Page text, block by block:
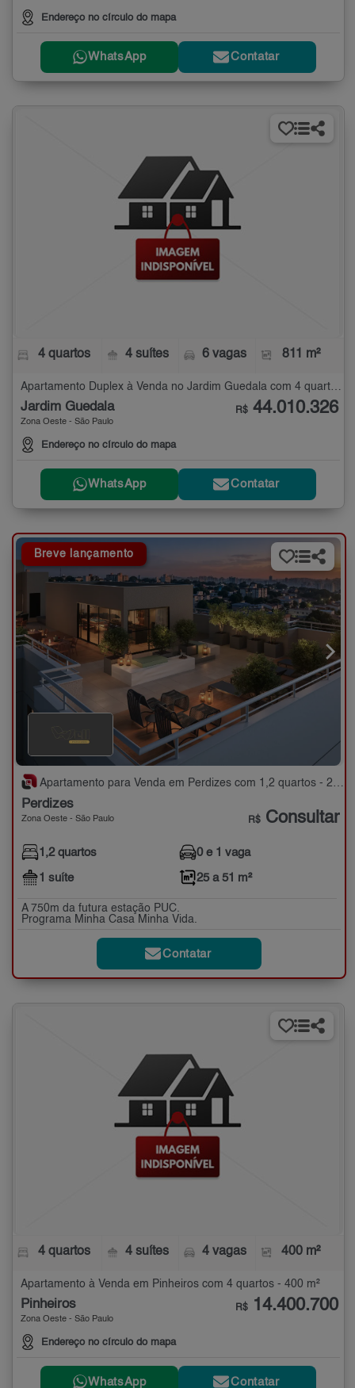
Endereço no círculo do mapa
WhatsApp Contatar
4 quartos 4 suítes 6 vagas 811 m²
Jardim Guedala
Zona Oeste - São Paulo
Endereço no círculo do mapa
R$ 44.010.326
WhatsApp Contatar
Breve lançamento
Apartamento para Venda em Perdizes com 1,2 quartos - 25 a 51 m²
Perdizes
Zona Oeste - São Paulo R$ Consultar
1,2 quartos
1 suíte
0 e 1 vaga
25 a 51 m²
A 750m da futura estação PUC.
Programa Minha Casa Minha Vida.
Contatar
4 quartos 4 suítes 4 vagas 400 m²
Apartamento à Venda em Pinheiros com 4 quartos - 400 m²
Pinheiros
Zona Oeste - São Paulo
Endereço no círculo do mapa
R$ 14.400.700
WhatsApp Contatar